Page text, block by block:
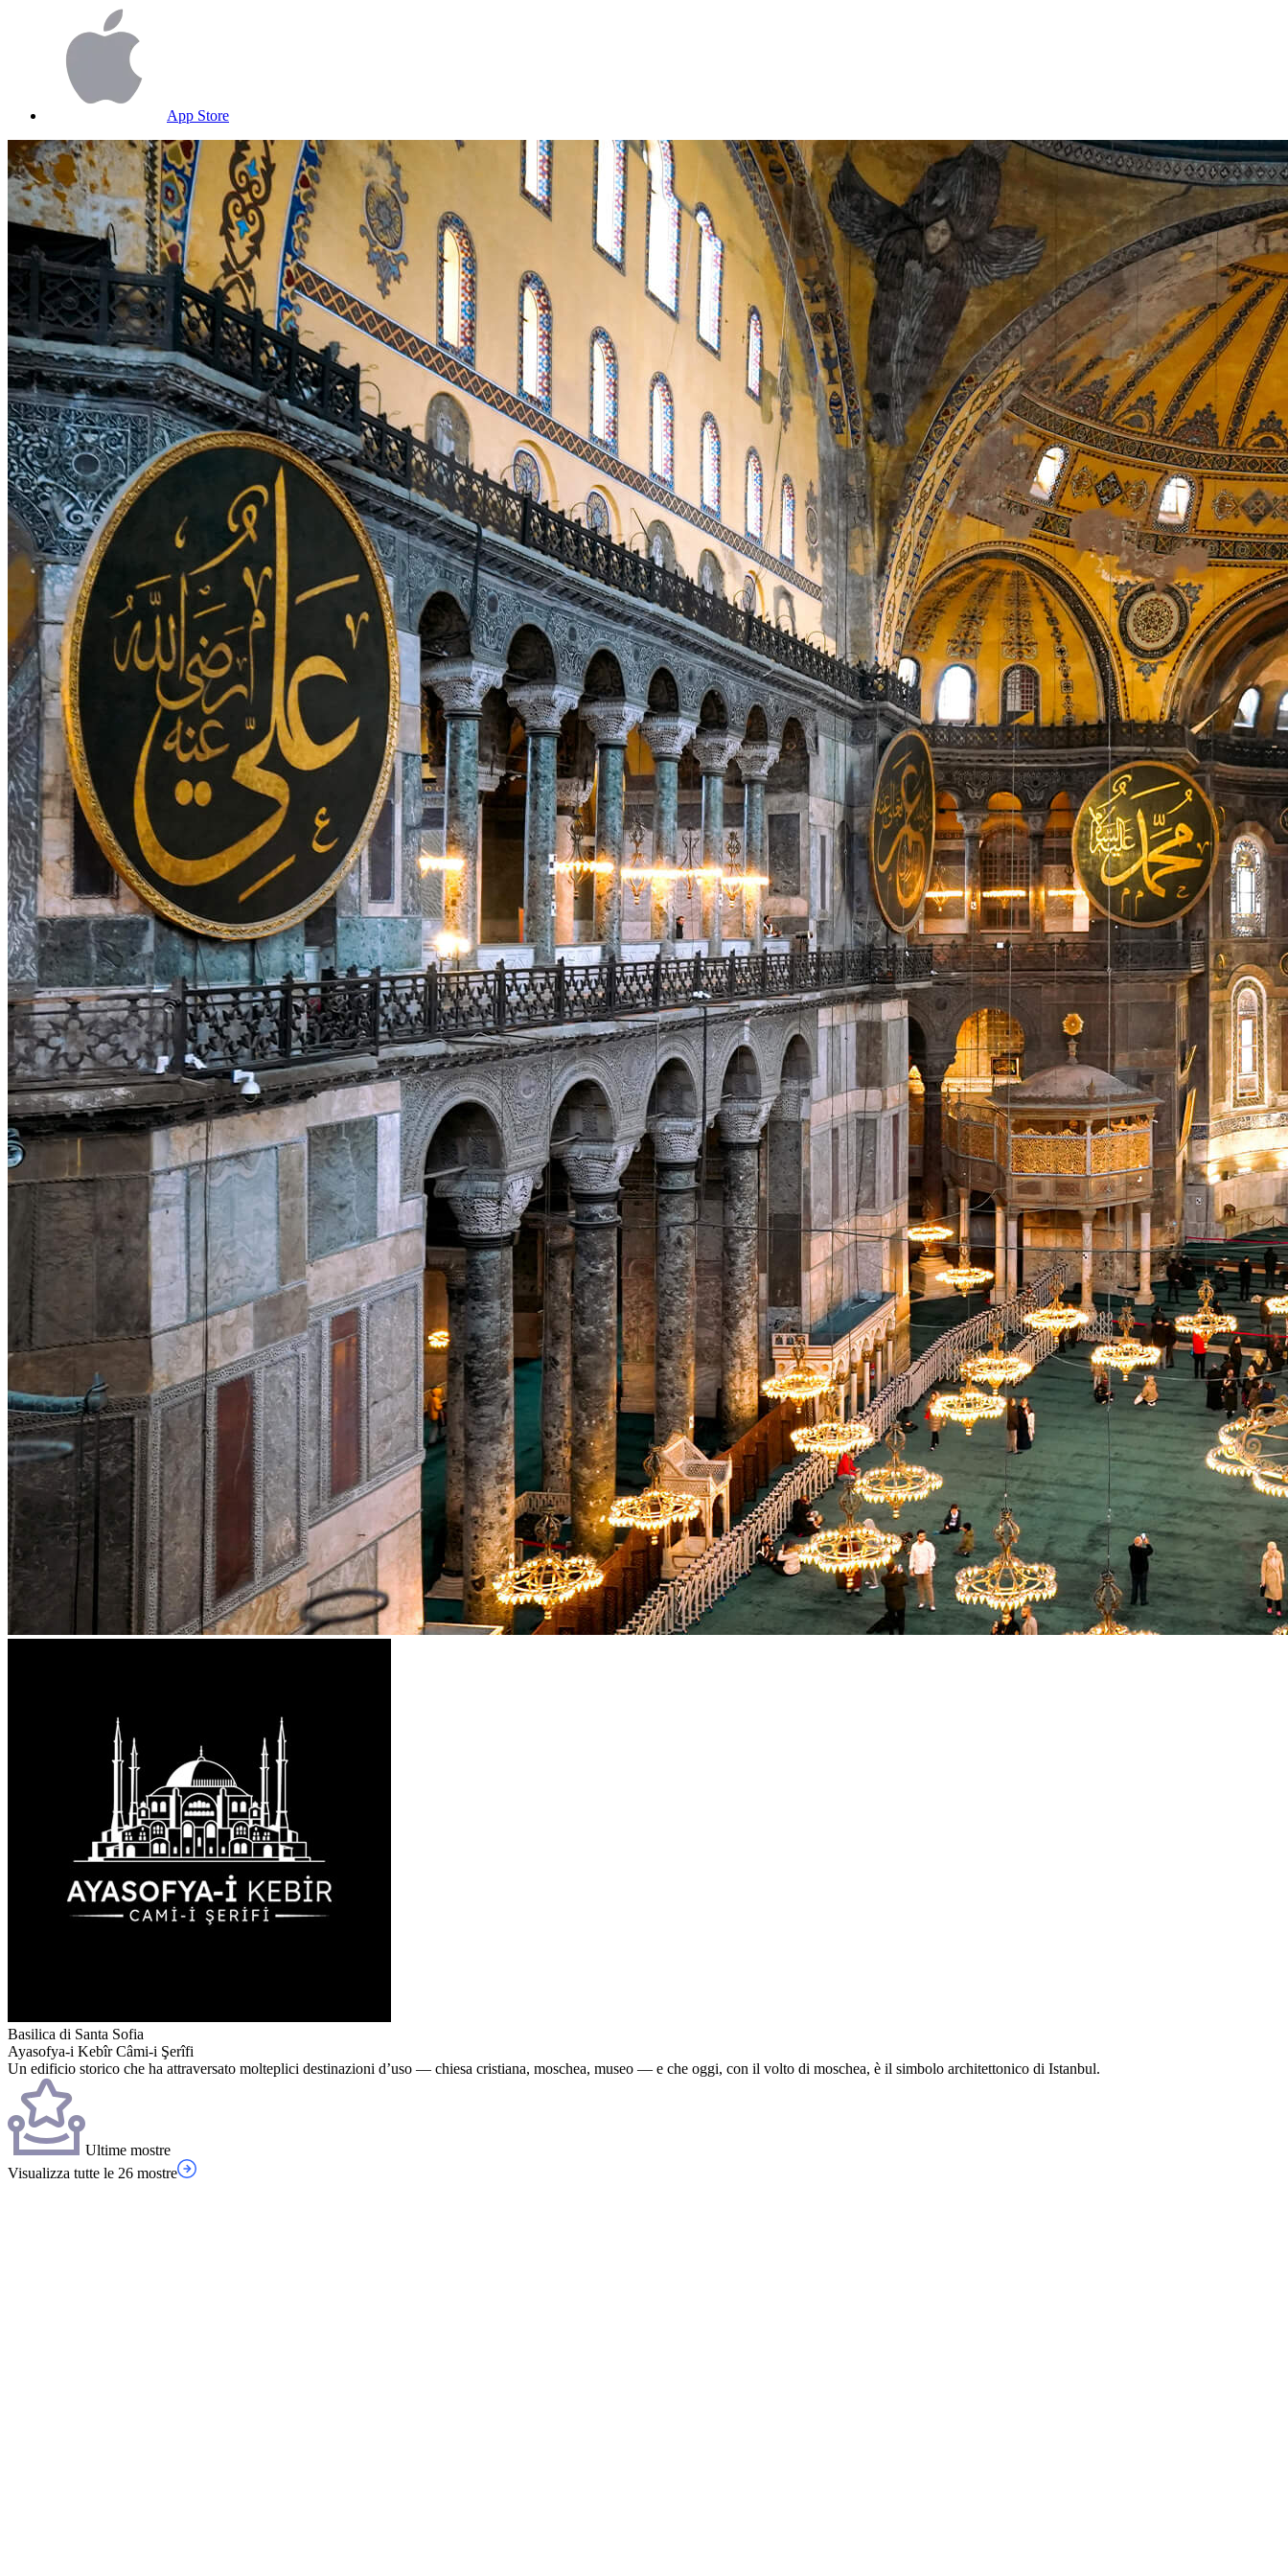
App Store
Basilica di Santa Sofia
Ayasofya-i Kebîr Câmi-i Şerîfi
Un edificio storico che ha attraversato molteplici destinazioni d’uso — chiesa cristiana, moschea, museo — e che oggi, con il volto di moschea, è il simbolo architettonico di Istanbul.
Ultime mostre
Visualizza tutte le 26 mostre